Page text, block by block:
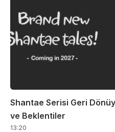
Shantae Serisi Geri
ve Beklentiler
13:20